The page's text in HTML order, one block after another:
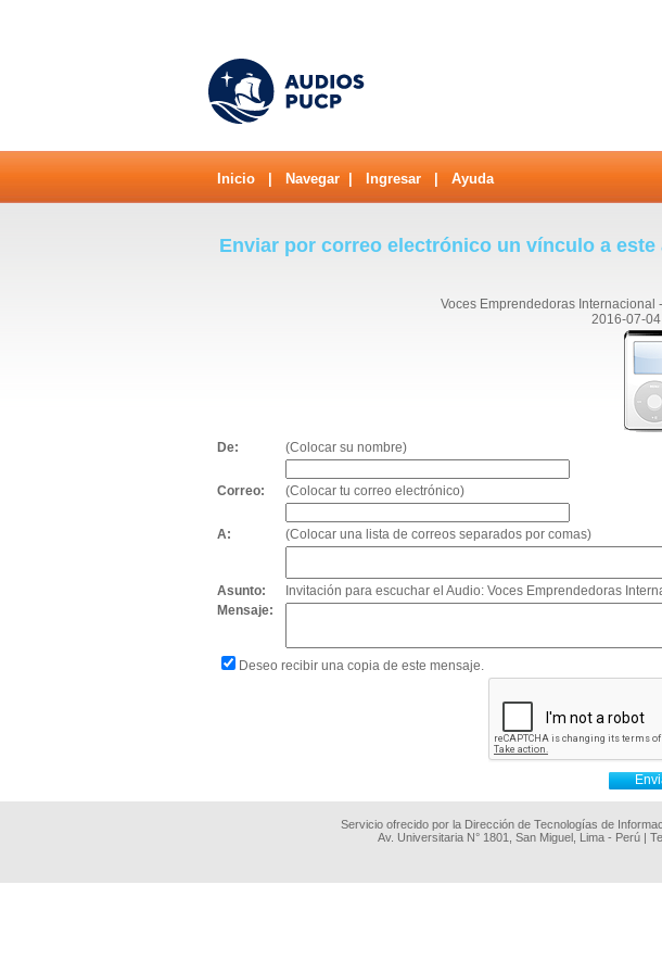
Inicio Navegar Ingresar Ayuda
Enviar por correo electrónico un vínculo a este
Voces Emprendedoras Internacional
2016-07-
De: (Colocar su nombre)
Correo: (Colocar tu correo electrónico)
A: (Colocar una lista de correos separados por comas)
Asunto:
Invitación para escuchar el Audio: Voces Emprendedoras
Mensaje:
Deseo recibir una copia de este mensaje.
Servicio ofrecido por la Dirección de Tecnologías de
Av. Universitaria N° 1801, San Miguel, Lima - Perú |